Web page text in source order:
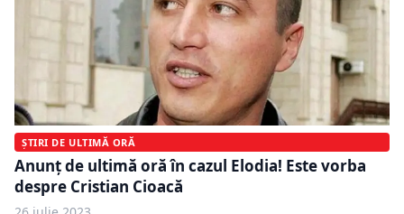
ȘTIRI DE ULTIMĂ ORĂ
Anunț de ultimă oră în cazul Elodia! Este vorba
despre Cristian Cioacă